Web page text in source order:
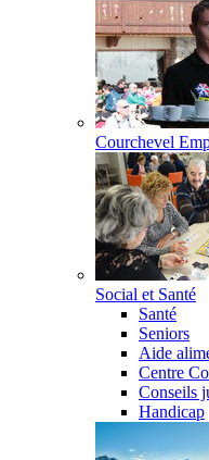
Courchevel
Social et Santé
Santé
Seniors
Aide
Centre
Conseils
Handicap